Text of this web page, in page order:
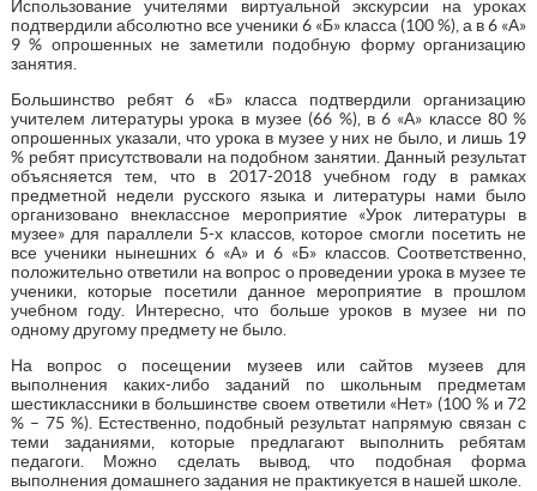
Использование учителями виртуальной экскурсии на уроках
подтвердили абсолютно все ученики 6 «Б» класса (100 %), а в 6 «А»
9 % опрошенных не заметили подобную форму организацию
занятия.
Большинство ребят 6 «Б» класса подтвердили организацию
учителем литературы урока в музее (66 %), в 6 «А» классе 80 %
опрошенных указали, что урока в музее у них не было, и лишь 19
% ребят присутствовали на подобном занятии. Данный результат
объясняется тем, что в 2017-2018 учебном году в рамках
предметной недели русского языка и литературы нами было
организовано внеклассное мероприятие «Урок литературы в
музее» для параллели 5-х классов, которое смогли посетить не
все ученики нынешних 6 «А» и 6 «Б» классов. Соответственно,
положительно ответили на вопрос о проведении урока в музее те
ученики, которые посетили данное мероприятие в прошлом
учебном году. Интересно, что больше уроков в музее ни по
одному другому предмету не было.
На вопрос о посещении музеев или сайтов музеев для
выполнения каких-либо заданий по школьным предметам
шестиклассники в большинстве своем ответили «Нет» (100 % и 72
% – 75 %). Естественно, подобный результат напрямую связан с
теми заданиями, которые предлагают выполнить ребятам
педагоги. Можно сделать вывод, что подобная форма
выполнения домашнего задания не практикуется в нашей школе.